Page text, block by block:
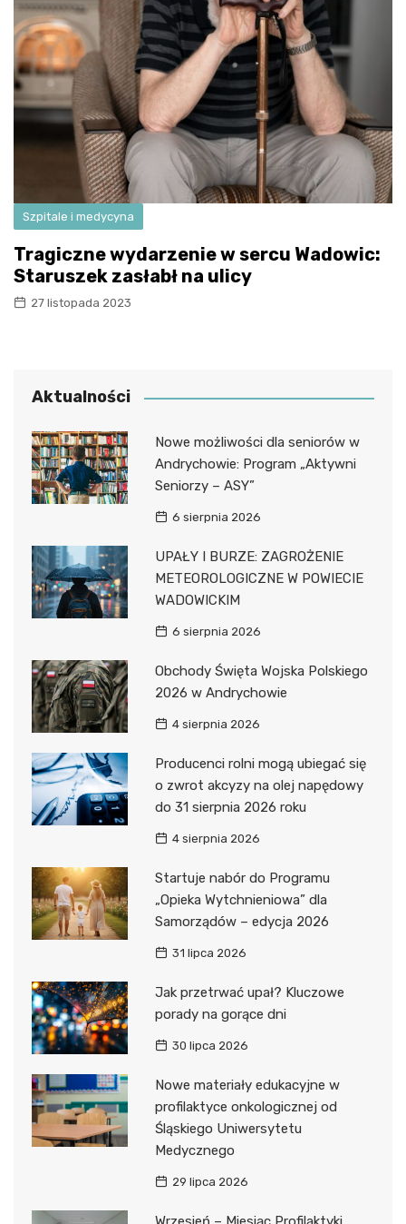
Szpitale i medycyna
Tragiczne wydarzenie w sercu Wadowic:
Staruszek zasłabł na ulicy
27 listopada 2023
Aktualności
Nowe możliwości dla seniorów w
Andrychowie: Program „Aktywni
Seniorzy – ASY”
6 sierpnia 2026
UPAŁY I BURZE: ZAGROŻENIE
METEOROLOGICZNE W POWIECIE
WADOWICKIM
6 sierpnia 2026
Obchody Święta Wojska Polskiego
2026 w Andrychowie
4 sierpnia 2026
Producenci rolni mogą ubiegać się
o zwrot akcyzy na olej napędowy
do 31 sierpnia 2026 roku
4 sierpnia 2026
Startuje nabór do Programu
„Opieka Wytchnieniowa” dla
Samorządów – edycja 2026
31 lipca 2026
Jak przetrwać upał? Kluczowe
porady na gorące dni
30 lipca 2026
Nowe materiały edukacyjne w
profilaktyce onkologicznej od
Śląskiego Uniwersytetu
Medycznego
29 lipca 2026